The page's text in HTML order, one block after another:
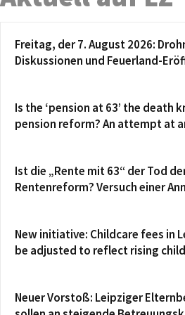
Freitag, der 7. August 2026:
Diskussionen und Feuerland-
Is the ‘pension at 63’ the death
pension reform? An attempt at
Ist die „Rente mit 63“ der Tod
Rentenreform? Versuch einer
New initiative: Childcare fees in
be adjusted to reflect rising
Neuer Vorstoß: Leipziger